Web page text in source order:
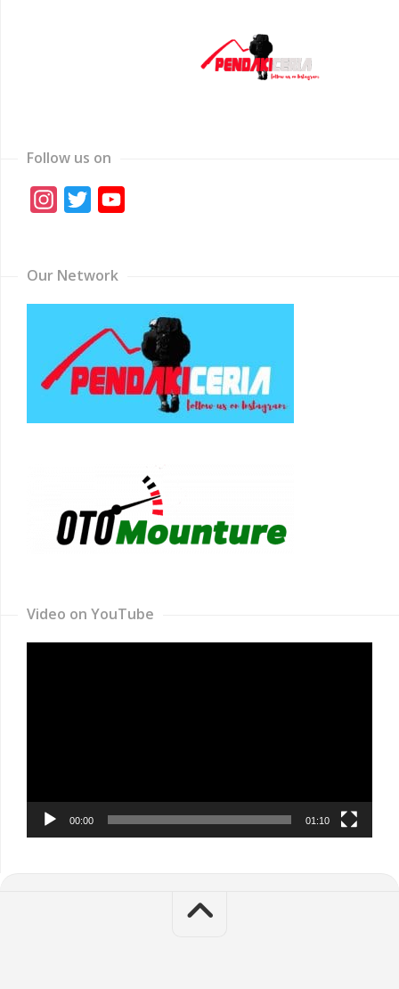
Follow us on
Instagram
Twitter
Our Network
Video on YouTube
00:00 01:10